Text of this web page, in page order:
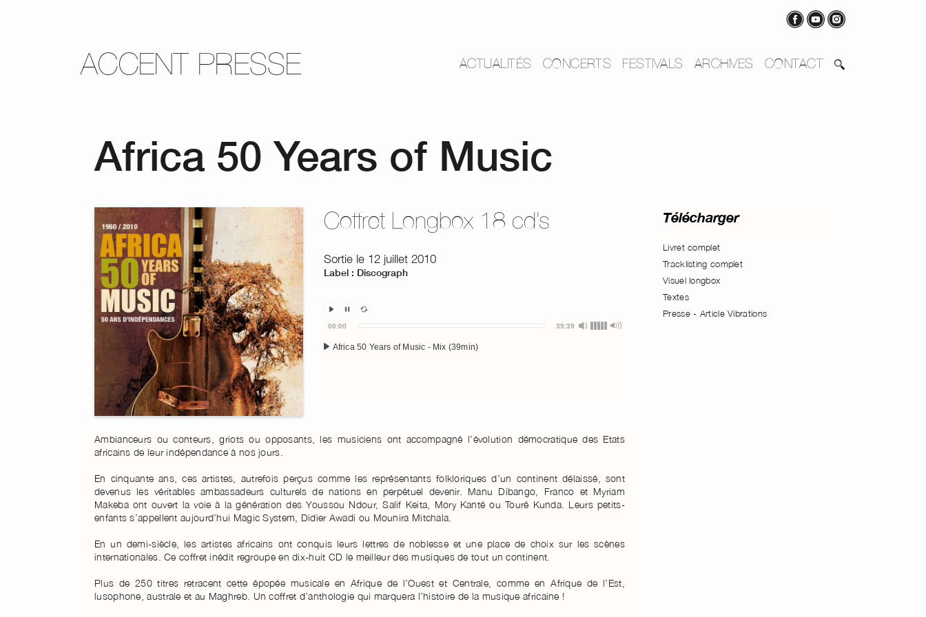
ACCENT PRESSE ACTUALITÉS CONCERTS FESTIVALS ARCHIVES CONTACT
Africa 50 Years of Music
Coffret Longbox 18 cd’s
Sortie le 12 juillet 2010
Label : Discograph
Audio
Player
Africa 50 Years of Music - Mix (39min)
00:00 39:39
Ambianceurs ou conteurs, griots ou opposants, les musiciens ont accompagné l’évolution démocratique des Etats
africains de leur indépendance à nos jours.
En cinquante ans, ces artistes, autrefois perçus comme les représentants folkloriques d’un continent délaissé, sont
devenus les véritables ambassadeurs culturels de nations en perpétuel devenir. Manu Dibango, Franco et Myriam
Makeba ont ouvert la voie à la génération des Youssou Ndour, Salif Keita, Mory Kanté ou Touré Kunda. Leurs petits-
enfants s’appellent aujourd’hui Magic System, Didier Awadi ou Mounira Mitchala.
En un demi-siècle, les artistes africains ont conquis leurs lettres de noblesse et une place de choix sur les scènes
internationales. Ce coffret inédit regroupe en dix-huit CD le meilleur des musiques de tout un continent.
Plus de 250 titres retracent cette épopée musicale en Afrique de l’Ouest et Centrale, comme en Afrique de l’Est,
lusophone, australe et au Maghreb. Un coffret d’anthologie qui marquera l’histoire de la musique africaine !
Télécharger
Livret complet
Tracklisting complet
Visuel longbox
Textes
Presse - Article Vibrations